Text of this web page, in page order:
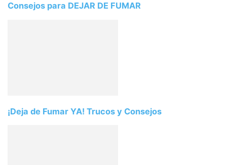
Consejos para DEJAR DE FUMAR
¡Deja de Fumar YA! Trucos y Consejos